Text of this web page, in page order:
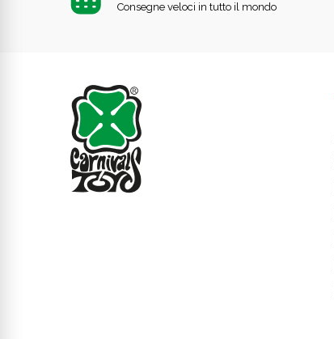
Consegne veloci in tutto il mondo